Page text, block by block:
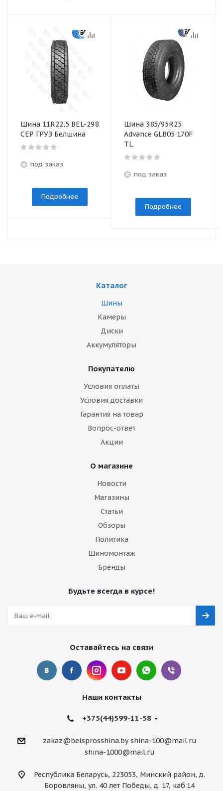
Шина 11R22,5 BEL-298
СЕР ГРУЗ Белшина
под заказ
Подробнее
Шина 385/95R25
Advance GLB05 170F
TL
под заказ
Подробнее
Каталог
Шины
Камеры
Диски
Аккумуляторы
Покупателю
Условия оплаты
Условия доставки
Гарантия на товар
Вопрос-ответ
Акции
О магазине
Новости
Магазины
Статьи
Обзоры
Политика
Шиномонтаж
Бренды
Будьте всегда в курсе!
Оставайтесь на связи
Наши контакты
+375(44)599-11-58
zakaz@belsprosshina.by shina-100@mail.ru
shina-1000@mail.ru
Республика Беларусь, 223053, Минский район, д.
Боровляны, ул. 40 лет Победы, д. 17, каб.14